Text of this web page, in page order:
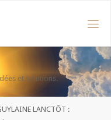
et solutions.
LANCTÔT :